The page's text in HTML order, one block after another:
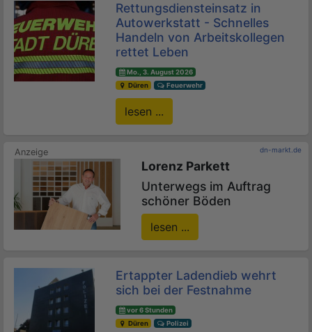
Rettungsdiensteinsatz in
Autowerkstatt - Schnelles
Handeln von Arbeitskollegen
rettet Leben
Mo., 3. August 2026
Düren
Feuerwehr
lesen ...
dn-markt.de
Lorenz Parkett
Unterwegs im Auftrag
schöner Böden
lesen ...
Ertappter Ladendieb wehrt
sich bei der Festnahme
vor 6 Stunden
Düren
Polizei